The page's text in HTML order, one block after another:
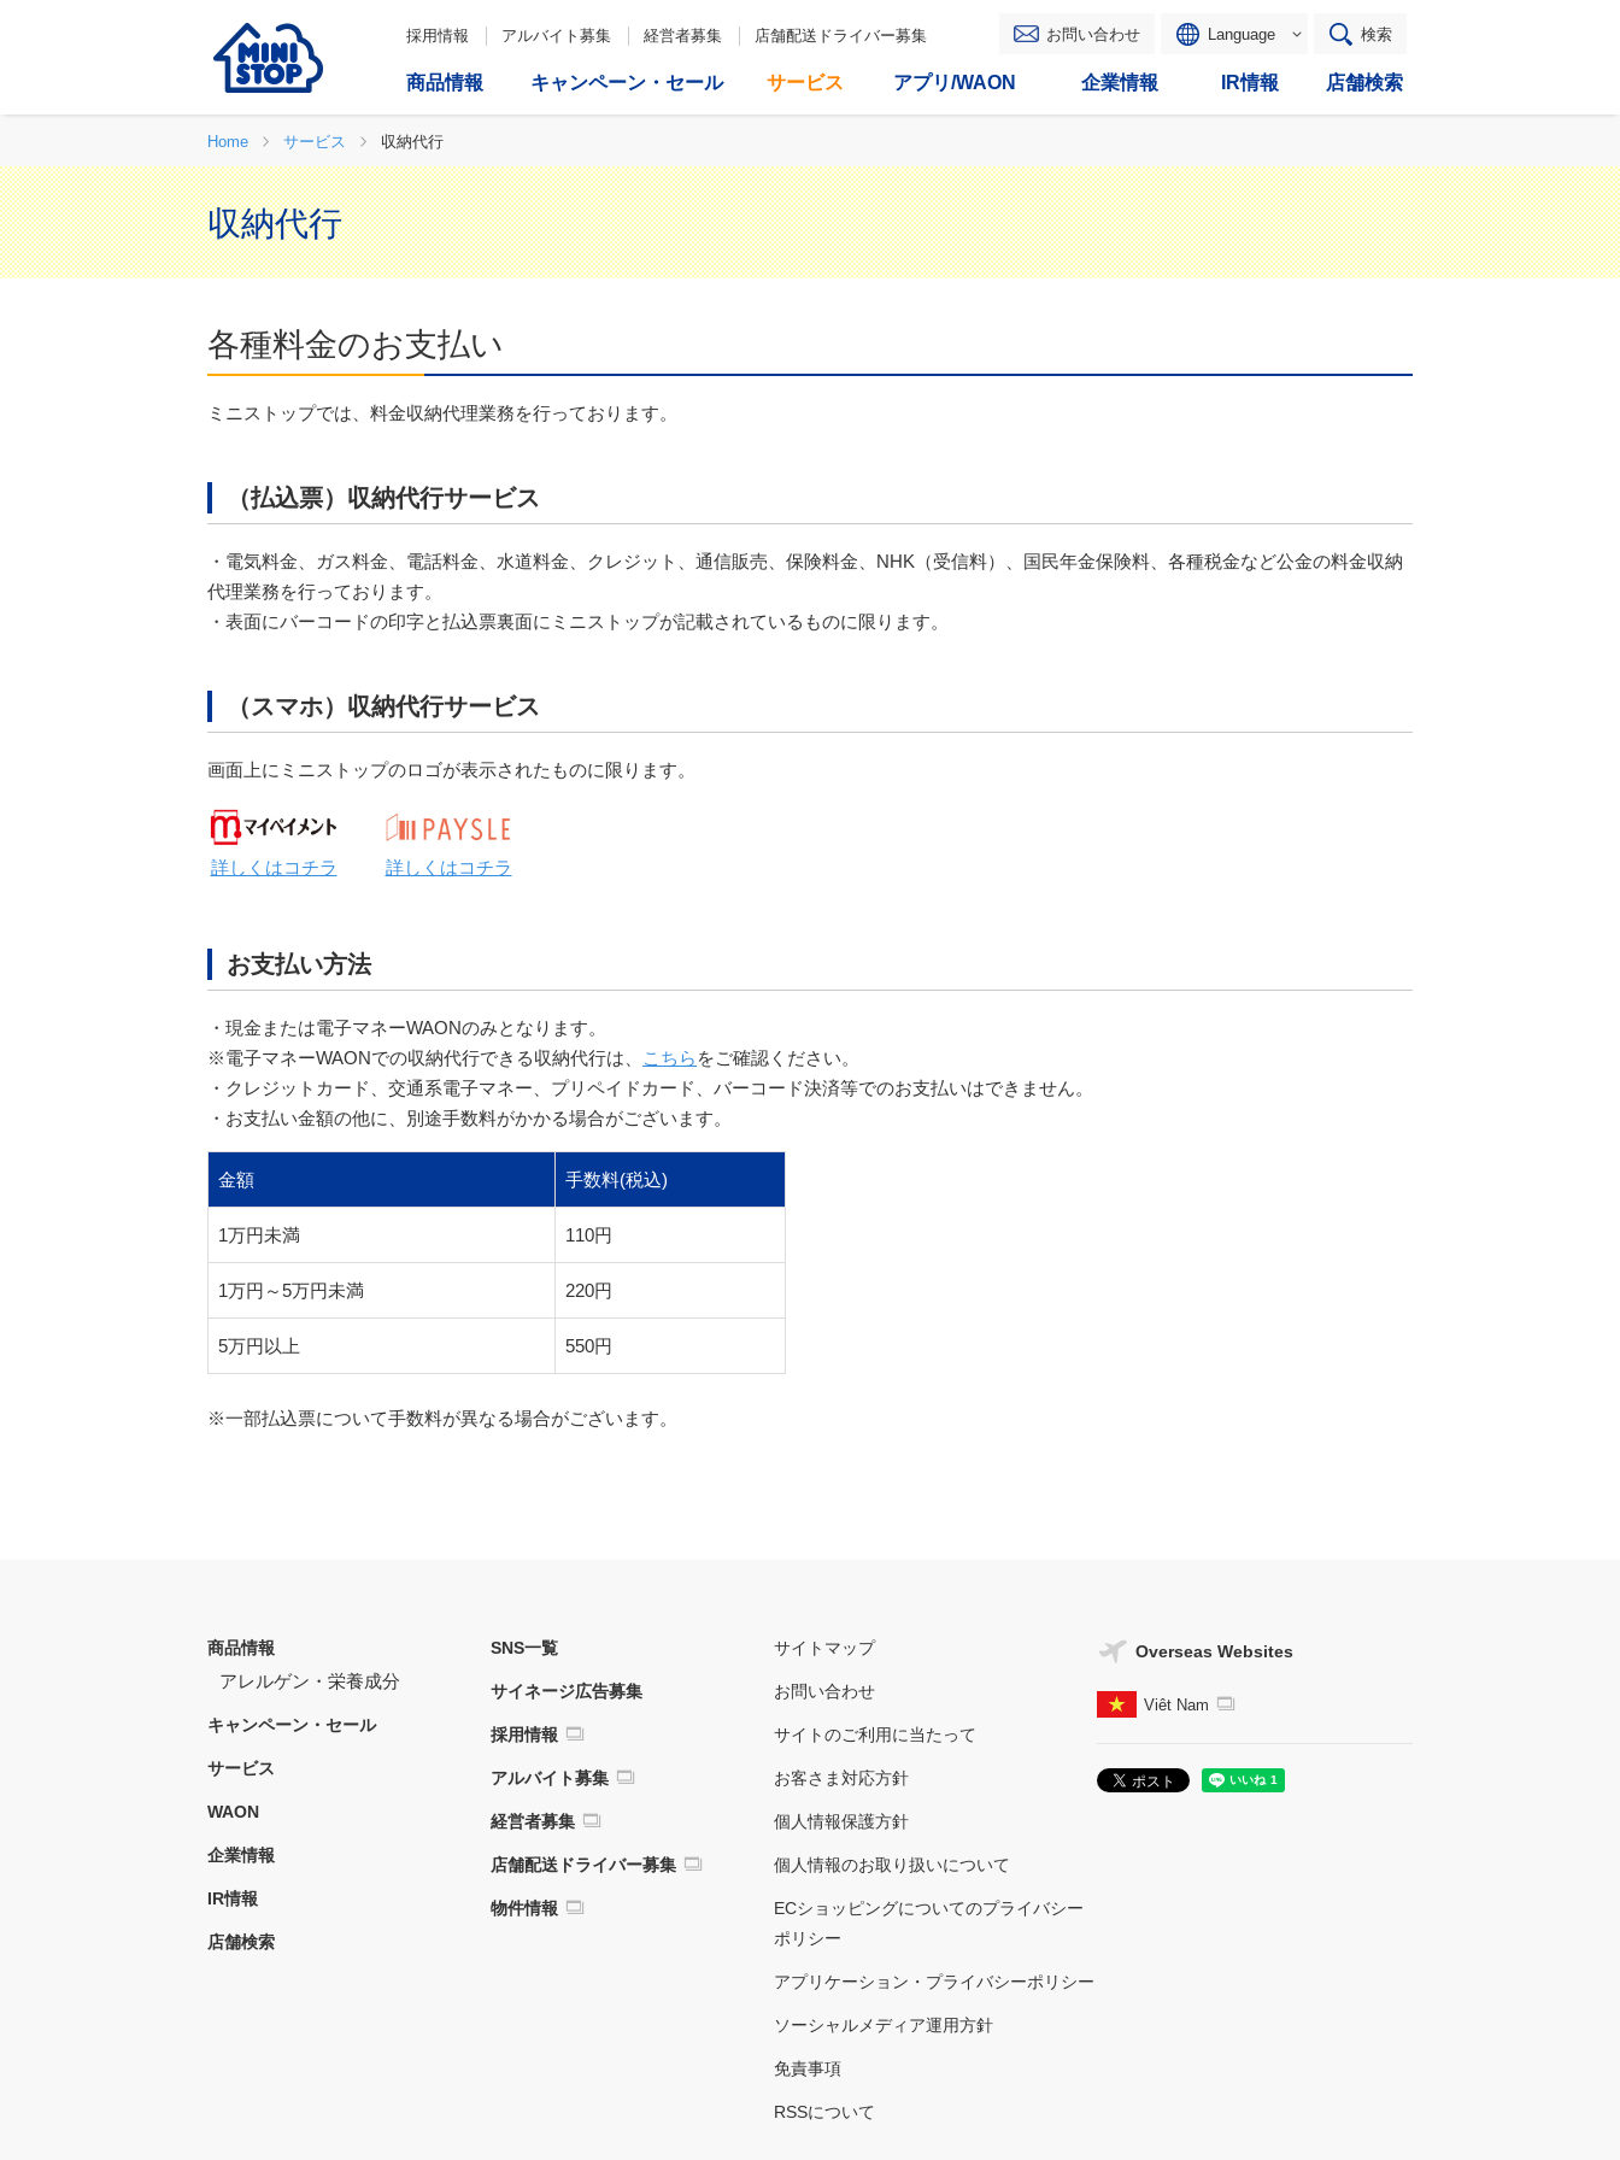
採用情報 アルバイト募集 経営者募集 店舗配送ドライバー募集 お問い合わせ Language 検索
商品情報 キャンペーン・セール サービス アプリ/WAON 企業情報 IR情報 店舗検索
Home サービス 収納代行
収納代行
各種料金のお支払い
ミニストップでは、料金収納代理業務を行っております。
（払込票）収納代行サービス
・電気料金、ガス料金、電話料金、水道料金、クレジット、通信販売、保険料金、NHK（受信料）、国民年金保険料、各種税金など公金の料金収納
代理業務を行っております。
・表面にバーコードの印字と払込票裏面にミニストップが記載されているものに限ります。
（スマホ）収納代行サービス
画面上にミニストップのロゴが表示されたものに限ります。
詳しくはコチラ 詳しくはコチラ
お支払い方法
・現金または電子マネーWAONのみとなります。
※電子マネーWAONでの収納代行できる収納代行は、
こちら をご確認ください。
・クレジットカード、交通系電子マネー、プリペイドカード、バーコード決済等でのお支払いはできません。
・お支払い金額の他に、別途手数料がかかる場合がございます。
金額 手数料(税込)
1万円未満 110円
1万円～5万円未満 220円
5万円以上 550円
※一部払込票について手数料が異なる場合がございます。
商品情報
アレルゲン・栄養成分
キャンペーン・セール
サービス
WAON
企業情報
IR情報
店舗検索
SNS一覧
サイネージ広告募集
採用情報
アルバイト募集
経営者募集
店舗配送ドライバー募集
物件情報
サイトマップ
お問い合わせ
サイトのご利用に当たって
お客さま対応方針
個人情報保護方針
個人情報のお取り扱いについて
ECショッピングについてのプライバシー
ポリシー
アプリケーション・プライバシーポリシー
ソーシャルメディア運用方針
免責事項
RSSについて
Overseas Websites
Viêt Nam